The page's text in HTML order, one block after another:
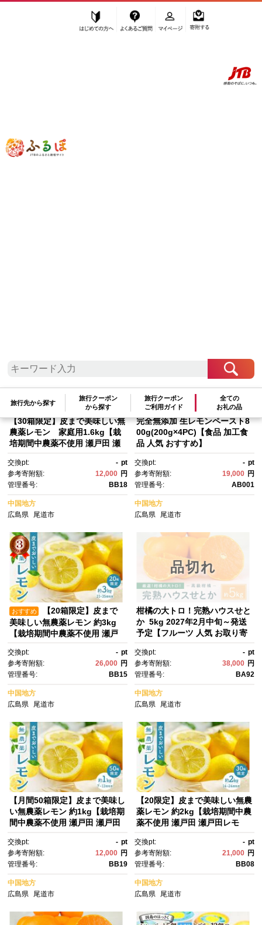
ふるぽ JTBのふるさと納税サイト
旅行先から探す
旅行クーポン
から探す
旅行クーポン
ご利用ガイド
全ての
お礼の品
”みかん・柑橘類” 広島県
【30箱限定】皮まで美味しい無
農薬レモン 家庭用1.6kg【栽
培期間中農薬不使用 瀬戸田 瀬
ン フルーツ 柑橘 シトラス 有
機肥料 防腐剤不使用 レモネー
ド 尾道市 広島】
交換pt: - pt
参考寄附額:
12,000 円
管理番号:
BB18
中国地方
広島県
尾道市
完全無添加 生レモンペースト8
00g(200g×4PC)【食品 加工食
品 人気 おすすめ】
交換pt: - pt
参考寄附額:
19,000 円
管理番号:
AB001
中国地方
広島県
尾道市
おすすめ
【20箱限定】皮まで
美味しい無農薬レモン 約3kg
【栽培期間中農薬不使用 瀬戸
モン フルーツ 柑橘 シトラ
ス 有機肥料 防腐剤不使用 レモ
ネード 尾道市 広島】
交換pt: - pt
参考寄附額:
26,000 円
管理番号:
BB15
中国地方
広島県
尾道市
品切れ
柑橘の大トロ！完熟ハウスせと
か 5kg 2027年2月中旬～発送
予定【フルーツ 人気 お取り寄
ェみかん みかん せとか 柑橘 果
物 フルーツ 産地直送 人気 おす
すめ 瀬戸内 広島県 尾道市】
交換pt: - pt
参考寄附額:
38,000 円
管理番号:
BA92
中国地方
広島県
尾道市
【月間50箱限定】皮まで美味し
い無農薬レモン 約1kg【栽培期
間中農薬不使用 瀬戸田 瀬戸田
ーツ 柑橘 シトラス 有機肥
料 防腐剤不使用 レモネード 尾
道市 広島】
交換pt: - pt
参考寄附額:
12,000 円
管理番号:
BB19
中国地方
広島県
尾道市
【20限定】皮まで美味しい無農
薬レモン 約2kg【栽培期間中農
薬不使用 瀬戸田 瀬戸田レモ
ツ 柑橘 シトラス 有機肥料 防
腐剤不使用 レモネード 尾道
市 広島】
交換pt: - pt
参考寄附額:
21,000 円
管理番号:
BB08
中国地方
広島県
尾道市